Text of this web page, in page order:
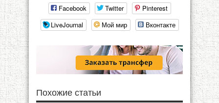
Facebook Twitter
Pinterest
LiveJournal
Мой мир Вконтакте
Похожие статьи